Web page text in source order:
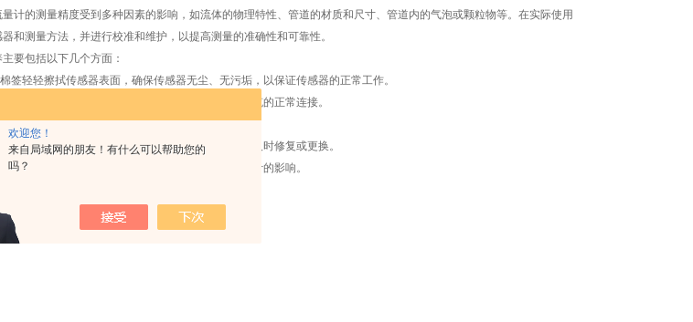
欢迎您！
来自局域网的朋友！有什么可以帮助您的
吗？
的测量精度受到多种因素的影响，如流体的物理特性、管道的材质和尺寸、管道内的气泡或颗粒物等。在实际使用
和测量方法，并进行校准和维护，以提高测量的准确性和可靠性。
要包括以下几个方面：
轻轻擦拭传感器表面，确保传感器无尘、无污垢，以保证传感器的正常工作。
是否松动或损坏，确保传感器与显示仪表之间电缆的正常连接。
求，定期进行校准，以确保测量精度的准确性。
观、电缆、接头等部位是否完好，如有异常情况及时修复或更换。
的周围环境整洁，避免灰尘、水汽等因素对流量计的影响。
能计量与节能管理的得力助手
品特点